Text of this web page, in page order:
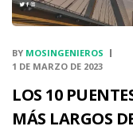
BY MOSINGENIEROS
1 DE MARZO DE 2023
LOS 10
MÁS LARGOS